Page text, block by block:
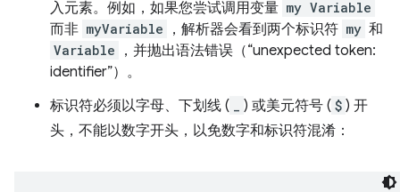
入元素。例如，如果您尝试调用变量 my Variable
而非 myVariable ，解析器会看到两个标识符 my 和
Variable
，并抛出语法错误（“unexpected token:
identifier”）。
标识符必须以字母、下划线 (
) 或美元符号 ( $ ) 开
头，不能以数字开头，以免数字和标识符混淆：